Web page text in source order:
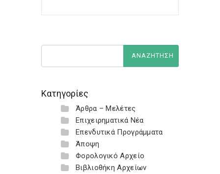
Κατηγορίες
Άρθρα – Μελέτες
Επιχειρηματικά Νέα
Επενδυτικά Προγράμματα
Άποψη
Φορολογικό Αρχείο
Βιβλιοθήκη Αρχείων